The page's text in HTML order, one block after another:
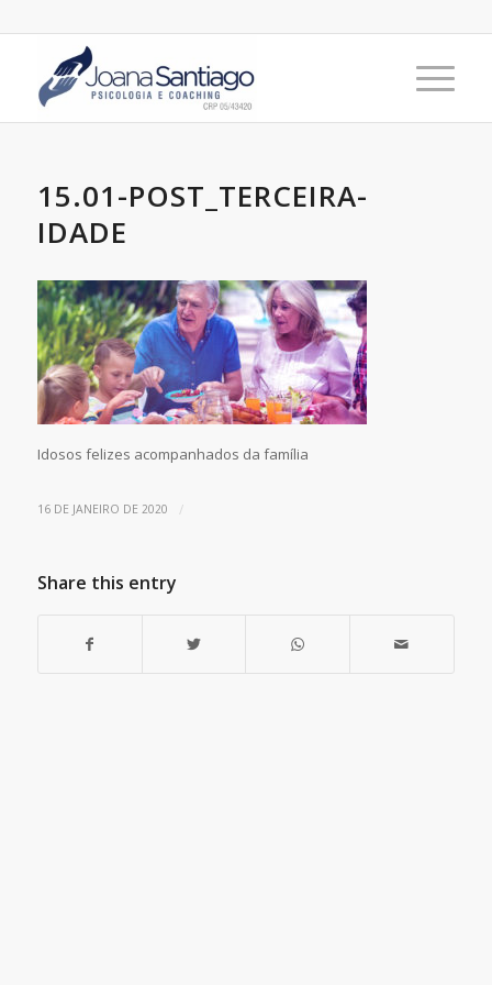
15.01-POST_TERCEIRA-
IDADE
Idosos felizes acompanhados da família
16 DE JANEIRO DE 2020 /
Share this entry